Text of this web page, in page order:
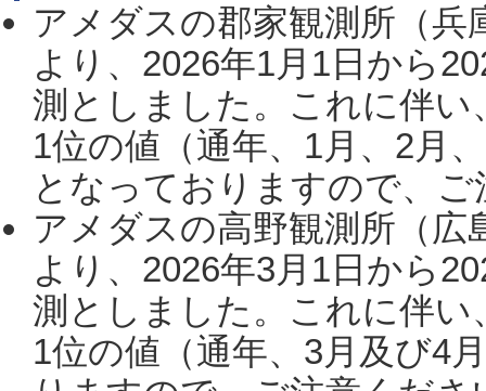
アメダスの郡家観測所（
より、2026年1月1日から
測としました。これに伴い
1位の値（通年、1月、2月
となっておりますので、
アメダスの高野観測所（
より、2026年3月1日から
測としました。これに伴い
1位の値（通年、3月及び4